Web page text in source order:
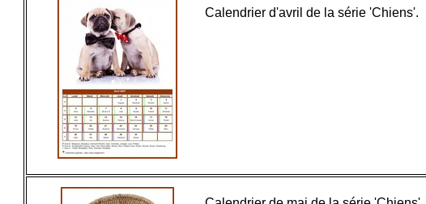
Calendrier d'avril de la série 'Chiens'.